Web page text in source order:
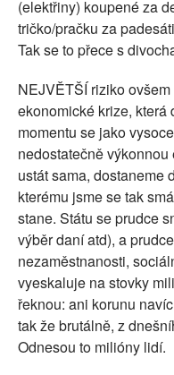
(elektřiny) koupené za
tričko/pračku za
Tak se to přece s
NEJVĚTŠÍ riziko
ekonomické krize,
momentu se jako
nedostatečně
ustát sama, dostaneme
kterému jsme se tak
stane. Státu se prudce
výběr daní atd), a
nezaměstnanosti,
vyeskaluje na stovky
řeknou: ani korunu
tak že brutálně, z
Odnesou to milióny lidí.